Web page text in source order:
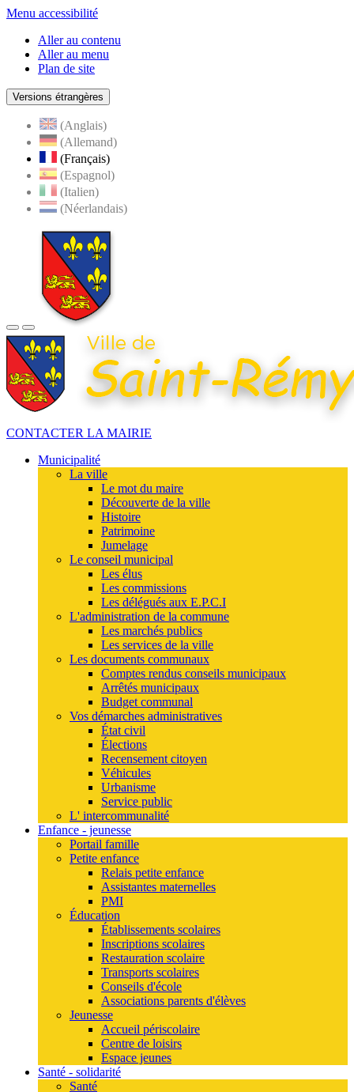
Menu accessibilité
Aller au contenu
Aller au menu
Plan de site
Versions étrangères
(Anglais)
(Allemand)
(Français)
(Espagnol)
(Italien)
(Néerlandais)
CONTACTER LA MAIRIE
Municipalité
La ville
Le mot du maire
Découverte de la ville
Histoire
Patrimoine
Jumelage
Le conseil municipal
Les élus
Les commissions
Les délégués aux E.P.C.I
L'administration de la commune
Les marchés publics
Les services de la ville
Les documents communaux
Comptes rendus conseils municipaux
Arrêtés municipaux
Budget communal
Vos démarches administratives
État civil
Élections
Recensement citoyen
Véhicules
Urbanisme
Service public
L' intercommunalité
Enfance - jeunesse
Portail famille
Petite enfance
Relais petite enfance
Assistantes maternelles
PMI
Éducation
Établissements scolaires
Inscriptions scolaires
Restauration scolaire
Transports scolaires
Conseils d'école
Associations parents d'élèves
Jeunesse
Accueil périscolaire
Centre de loisirs
Espace jeunes
Santé - solidarité
Santé